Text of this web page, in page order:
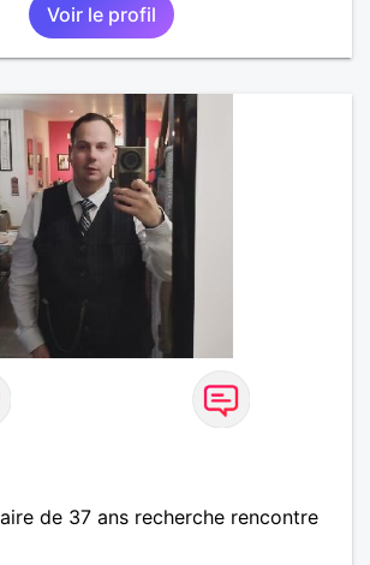
Voir le profil
de 37 ans recherche rencontre